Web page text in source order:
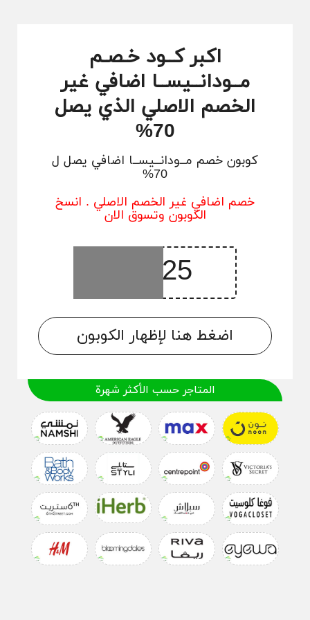
اكبر كــود خـصـم
مــودانــيســا اضافي غير
الخصم الاصلي الذي يصل
70%
كوبون خصم مــودانــيســا اضافي يصل ل
70%
خصم اضافي غير الخصم الاصلي . انسخ
الكوبون وتسوق الان
اضغط هنا لإظهار الكوبون
المتاجر حسب الأكثر شهرة